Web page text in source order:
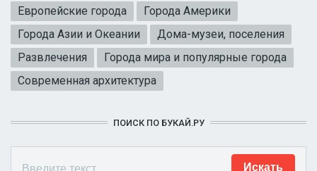
Европейские города
Города Америки
Города Азии и Океании
Дома-музеи, поселения
Развлечения
Города мира и популярные города
Современная архитектура
ПОИСК ПО БУКАЙ.РУ